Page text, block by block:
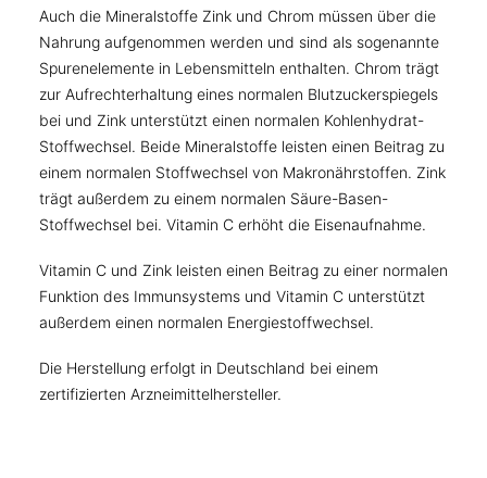
Auch die Mineralstoffe Zink und Chrom müssen über die
Nahrung aufgenommen werden und sind als sogenannte
Spurenelemente in Lebensmitteln enthalten. Chrom trägt
zur Aufrechterhaltung eines normalen Blutzuckerspiegels
bei und Zink unterstützt einen normalen Kohlenhydrat-
Stoffwechsel. Beide Mineralstoffe leisten einen Beitrag zu
einem normalen Stoffwechsel von Makronährstoffen. Zink
trägt außerdem zu einem normalen Säure-Basen-
Stoffwechsel bei. Vitamin C erhöht die Eisenaufnahme.
Vitamin C und Zink leisten einen Beitrag zu einer normalen
Funktion des Immunsystems und Vitamin C unterstützt
außerdem einen normalen Energiestoffwechsel.
Die Herstellung erfolgt in Deutschland bei einem
zertifizierten Arzneimittelhersteller.